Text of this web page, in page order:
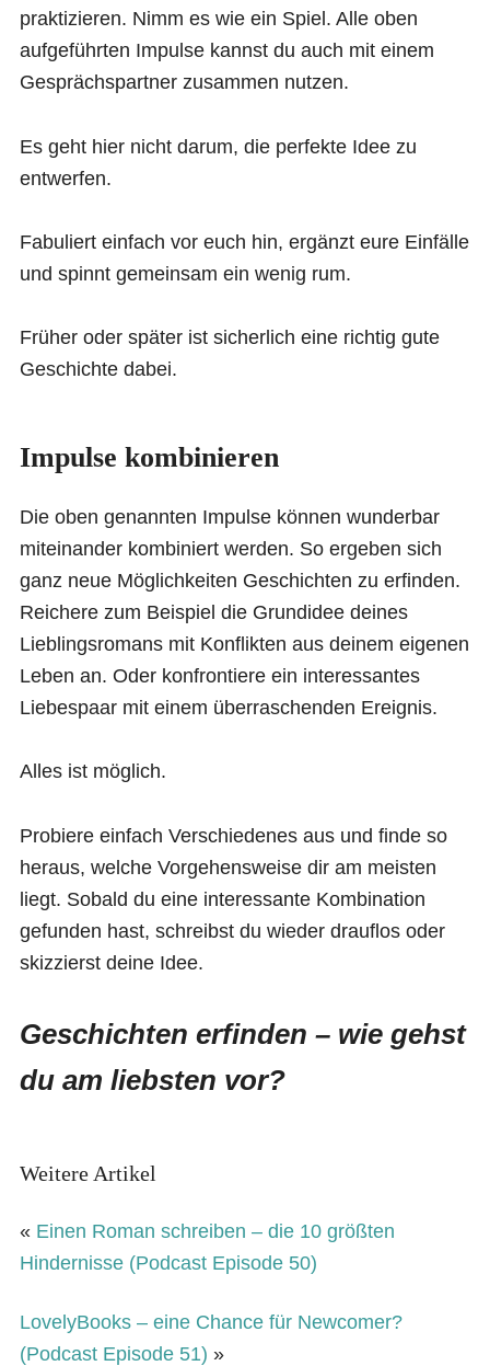
praktizieren. Nimm es wie ein Spiel. Alle oben
aufgeführten Impulse kannst du auch mit einem
Gesprächspartner zusammen nutzen.
Es geht hier nicht darum, die perfekte Idee zu
entwerfen.
Fabuliert einfach vor euch hin, ergänzt eure Einfälle
und spinnt gemeinsam ein wenig rum.
Früher oder später ist sicherlich eine richtig gute
Geschichte dabei.
Impulse kombinieren
Die oben genannten Impulse können wunderbar
miteinander kombiniert werden. So ergeben sich
ganz neue Möglichkeiten Geschichten zu erfinden.
Reichere zum Beispiel die Grundidee deines
Lieblingsromans mit Konflikten aus deinem eigenen
Leben an. Oder konfrontiere ein interessantes
Liebespaar mit einem überraschenden Ereignis.
Alles ist möglich.
Probiere einfach Verschiedenes aus und finde so
heraus, welche Vorgehensweise dir am meisten
liegt. Sobald du eine interessante Kombination
gefunden hast, schreibst du wieder drauflos oder
skizzierst deine Idee.
Geschichten erfinden – wie gehst
du am liebsten vor?
Weitere Artikel
« Einen Roman schreiben – die 10 größten
Hindernisse (Podcast Episode 50)
LovelyBooks – eine Chance für Newcomer?
(Podcast Episode 51) »